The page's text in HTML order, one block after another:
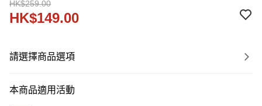
HK$259.00
HK$149.00
請選擇商品選項
本商品適用活動